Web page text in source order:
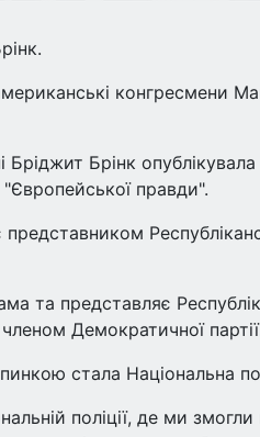
конгресмени
Брінк
правди".
та представляє
Демократичної
стала Національна
поліції, де ми змогли